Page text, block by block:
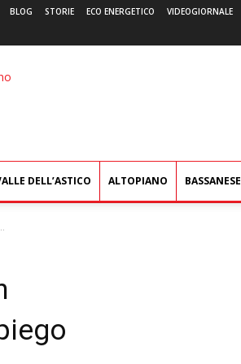
BLOG STORIE ECO ENERGETICO VIDEOGIORNALE
DELL’ASTICO ALTOPIANO BASSANESE